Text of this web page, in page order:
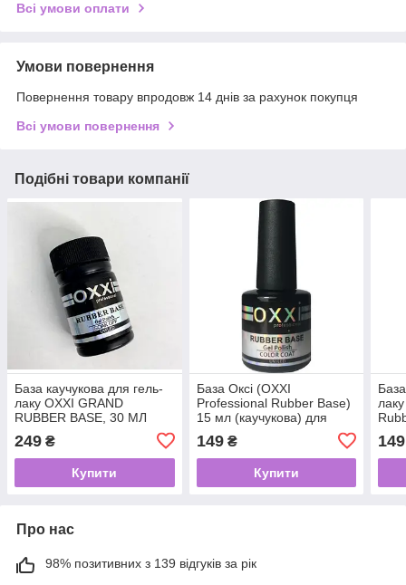
Всі умови оплати
Умови повернення
Повернення товару впродовж 14 днів за рахунок покупця
Всі умови повернення
Подібні товари компанії
База каучукова для гель-
лаку OXXI GRAND
RUBBER BASE, 30 МЛ
249 ₴
Купити
База Оксі (OXXI
Professional Rubber Base)
15 мл (каучукова) для
149₴
Купити
149
Про нас
98% позитивних з 139 відгуків за рік